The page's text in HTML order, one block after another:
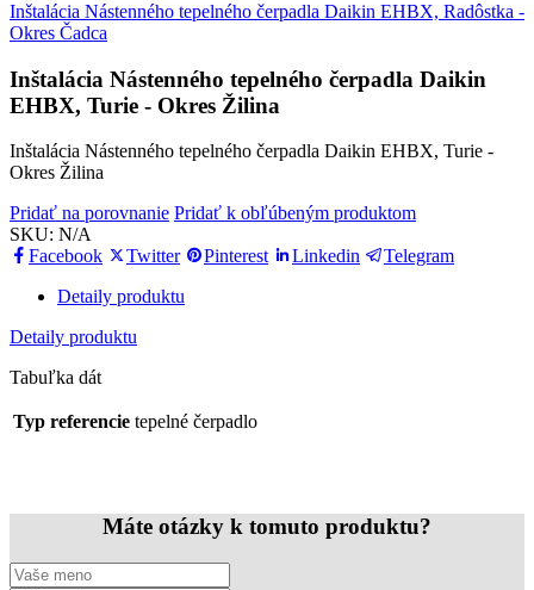
Inštalácia Nástenného tepelného čerpadla Daikin EHBX, Radôstka -
Okres Čadca
Inštalácia Nástenného tepelného čerpadla Daikin
EHBX, Turie - Okres Žilina
Inštalácia Nástenného tepelného čerpadla Daikin EHBX, Turie -
Okres Žilina
Pridať na porovnanie Pridať k obľúbeným produktom
SKU: N/A
Facebook
Twitter Pinterest Linkedin
Telegram
Detaily produktu
Detaily produktu
Tabuľka dát
Typ referencie tepelné čerpadlo
Máte otázky k tomuto produktu?